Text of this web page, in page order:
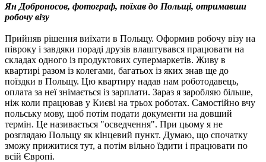
Ян Доброносов, фотограф, поїхав до Польщі, отримавши
робочу візу
Прийняв рішення виїхати в Польщу. Оформив робочу візу на
півроку і завдяки пораді друзів влаштувався працювати на
складах одного із продуктових супермаркетів. Живу в
квартирі разом із колегами, багатьох із яких знав ще до
поїздки в Польщу. Цю квартиру надав нам роботодавець,
оплата за неї знімається із зарплати. Зараз я заробляю більше,
ніж коли працював у Києві на трьох роботах. Самостійно вчу
польську мову, щоб потім подати документи на довший
термін. Це називається "осведчення". При цьому я не
розглядаю Польщу як кінцевий пункт. Думаю, що спочатку
зможу прижитися тут, а потім вільно їздити і працювати по
всій Європі.